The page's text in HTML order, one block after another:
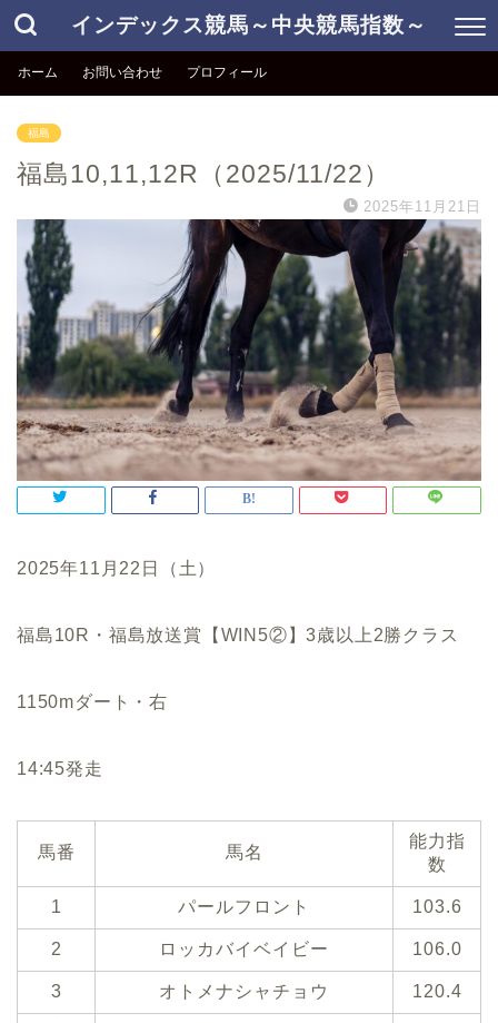
インデックス競馬～中央競馬指数～
ホーム お問い合わせ プロフィール
福島
福島10,11,12R（2025/11/22）
2025年11月21日
2025年11月22日（土）
福島10R・福島放送賞【WIN5②】3歳以上2勝クラス
1150mダート・右
14:45発走
馬番 馬名
能力指
数
1 パールフロント 103.6
2 ロッカバイベイビー 106.0
3 オトメナシャチョウ 120.4